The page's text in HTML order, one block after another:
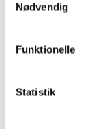
Nødvendig
Funktionelle
Statistik
Artikler